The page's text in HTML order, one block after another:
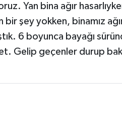
Yan bina ağır hasarlıyken
şey yokken, binamız
6 boyunca bayağı
Gelip geçenler durup